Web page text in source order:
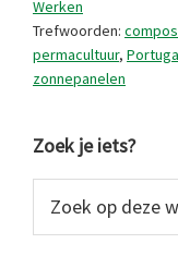
Werken
Trefwoorden:
permacultuur,
zonnepanelen
Primaire
Sidebar
Zoek je iets?
op